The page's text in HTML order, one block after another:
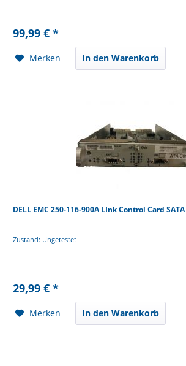
99,99 € *
Merken In den Warenkorb
DELL EMC 250-116-900A LInk Control Card SATA
Zustand: Ungetestet
29,99 € *
Merken In den Warenkorb